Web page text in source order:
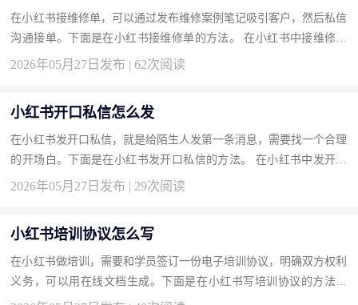
在小红书接维修单，可以通过发布维修案例笔记吸引客户，然后私信
沟通接单。下面是在小红书接维修单的方法。 在小红书中接维修订
单的操作步骤 持续发布你维修各种物品的案例笔记，比如“手机换
2026年05月27日发布 | 62次阅读
小红书开口私信怎么发
在小红书发开口私信，就是给陌生人发第一条消息，需要找一个合理
的开场白。下面是在小红书发开口私信的方法。 在小红书中发开口
私信的操作步骤 先关注对方，或者在她的笔记下互动几次，混个
2026年05月27日发布 | 29次阅读
小红书培训协议怎么写
在小红书做培训，需要和学员签订一份电子培训协议，明确双方权利
义务，可以用在线文档生成。下面是在小红书写培训协议的方法。
在小红书中拟定培训协议的操作步骤 在在线文档工具（如腾讯文